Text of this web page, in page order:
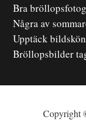
Bra
Några av
Upptäck
Bröllopsbilder
Copyright